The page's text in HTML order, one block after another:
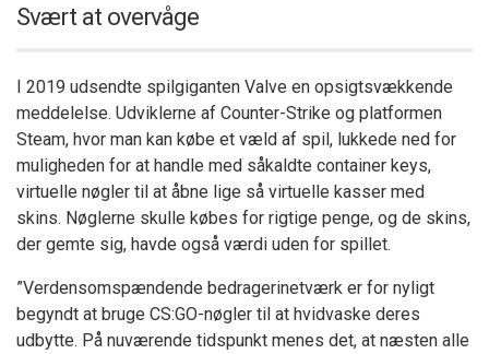
Svært at overvåge
I 2019 udsendte spilgiganten Valve en opsigtsvækkende
meddelelse. Udviklerne af Counter-Strike og platformen
Steam, hvor man kan købe et væld af spil, lukkede ned for
muligheden for at handle med såkaldte container keys,
virtuelle nøgler til at åbne lige så virtuelle kasser med
skins. Nøglerne skulle købes for rigtige penge, og de skins,
der gemte sig, havde også værdi uden for spillet.
”Verdensomspændende bedragerinetværk er for nyligt
begyndt at bruge CS:GO-nøgler til at hvidvaske deres
udbytte. På nuværende tidspunkt menes det, at næsten alle